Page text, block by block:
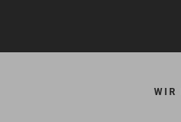
WIR